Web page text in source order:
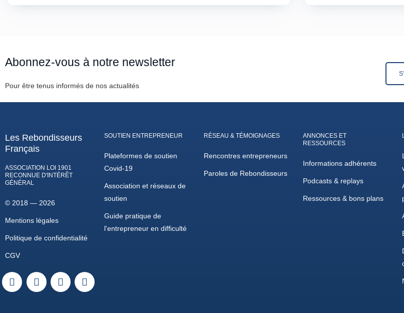
Abonnez-vous à notre newsletter
Pour être tenus informés de nos actualités
Les Rebondisseurs
Français
ASSOCIATION LOI 1901
RECONNUE D'INTÉRÊT
GÉNÉRAL
© 2018 — 2026
Mentions légales
Politique de confidentialité
CGV
SOUTIEN ENTREPRENEUR
Plateformes de soutien
Covid-19
Association et réseaux de
soutien
Guide pratique de
l'entrepreneur en difficulté
RÉSEAU & TÉMOIGNAGES
Rencontres entrepreneurs
Paroles de Rebondisseurs
ANNONCES ET
RESSOURCES
Informations adhérents
Podcasts & replays
Ressources & bons plans